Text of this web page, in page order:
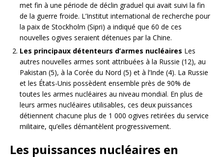
met fin à une période de déclin graduel qui avait suivi la fin
de la guerre froide. L’Institut international de recherche pour
la paix de Stockholm (Sipri) a indiqué que 60 de ces
nouvelles ogives seraient détenues par la Chine.
Les principaux détenteurs d’armes nucléaires Les
autres nouvelles armes sont attribuées à la Russie (12), au
Pakistan (5), à la Corée du Nord (5) et à l’Inde (4). La Russie
et les États-Unis possèdent ensemble près de 90% de
toutes les armes nucléaires au niveau mondial. En plus de
leurs armes nucléaires utilisables, ces deux puissances
détiennent chacune plus de 1 000 ogives retirées du service
militaire, qu’elles démantèlent progressivement.
Les puissances nucléaires en